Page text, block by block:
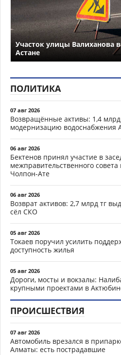
Участок улицы Валиханова
Астане
ПОЛИТИКА
07 авг 2026
Возвращённые активы: 1,4
модернизацию водоснабжения
06 авг 2026
Бектенов принял участие в
межправительственного
Чолпон-Ате
06 авг 2026
Возврат активов: 2,7 млрд тг
сёл СКО
05 авг 2026
Токаев поручил усилить
доступность жилья
05 авг 2026
Дороги, мосты и вокзалы:
крупными проектами в
ПРОИСШЕСТВИЯ
07 авг 2026
Автомобиль врезался в
Алматы: есть пострадавшие